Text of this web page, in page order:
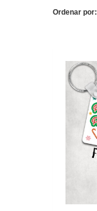
Ordenar por: